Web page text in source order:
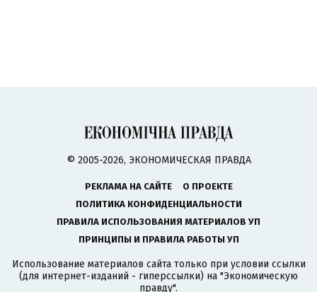
© 2005-2026, ЭКОНОМИЧЕСКАЯ ПРАВДА
РЕКЛАМА НА САЙТЕ
О ПРОЕКТЕ
ПОЛИТИКА КОНФИДЕНЦИАЛЬНОСТИ
ПРАВИЛА ИСПОЛЬЗОВАНИЯ МАТЕРИАЛОВ УП
ПРИНЦИПЫ И ПРАВИЛА РАБОТЫ УП
Использование материалов сайта только при условии ссылки
(для интернет-изданий - гиперссылки) на "Экономическую
правду".